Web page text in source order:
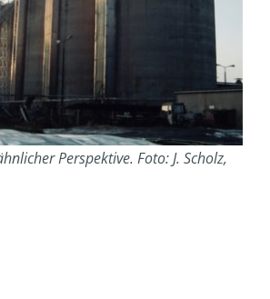
Perspektive. Foto: J. Scholz,